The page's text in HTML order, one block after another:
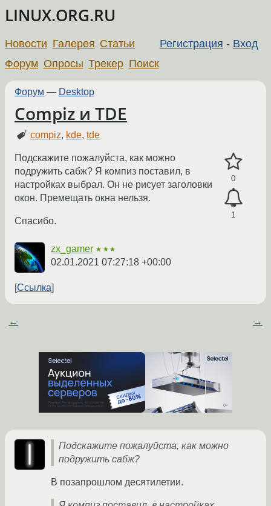
LINUX.ORG.RU
Регистрация - Вход
Новости Галерея Статьи
Форум Опросы Трекер Поиск
Форум — Desktop
Compiz и TDE
compiz, kde,tde
0
1
Подскажите пожалуйста, как можно
подружить сабж? Я компиз поставил, в
настройках выбрал. Он не рисует заголовки
окон. Премещать окна нельзя.
Спасибо.
zx_gamer ★★★
02.01.2021 07:27:18 +00:00
Ссылка
← →
Подскажите пожалуйста, как можно
подружить сабж?
В позапрошлом десятилетии.